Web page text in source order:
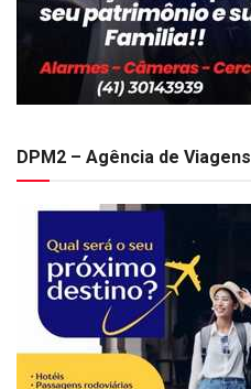
DPM2 – Agência de Viagens